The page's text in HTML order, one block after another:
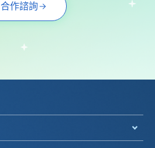
合作諮詢